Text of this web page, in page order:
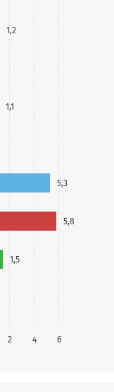
2 4 6
1,2
1,1
5,3
5,8
1,5